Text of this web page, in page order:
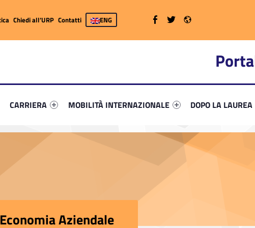
62989-7
#link-menu-primary-87460-26
Link identifier #link-menu-primary-39754-37
CARRIERA
Link identifier #link-menu-primary-69584-52
MOBILITÀ INTERNAZIONALE
Link identifier
DOPO LA LAUREA
Chiedi all’URP Contatti ENG WebMan on FacebookWebMan on Twitter
Aziendale